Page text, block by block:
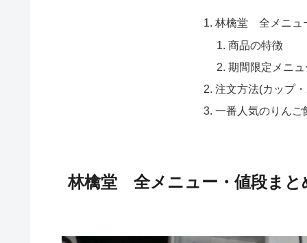
林檎堂 全メニュ
商品の特徴
期間限定メニ
注文方法(カップ
一番人気のりんご
林檎堂 全メニュー・値段まと